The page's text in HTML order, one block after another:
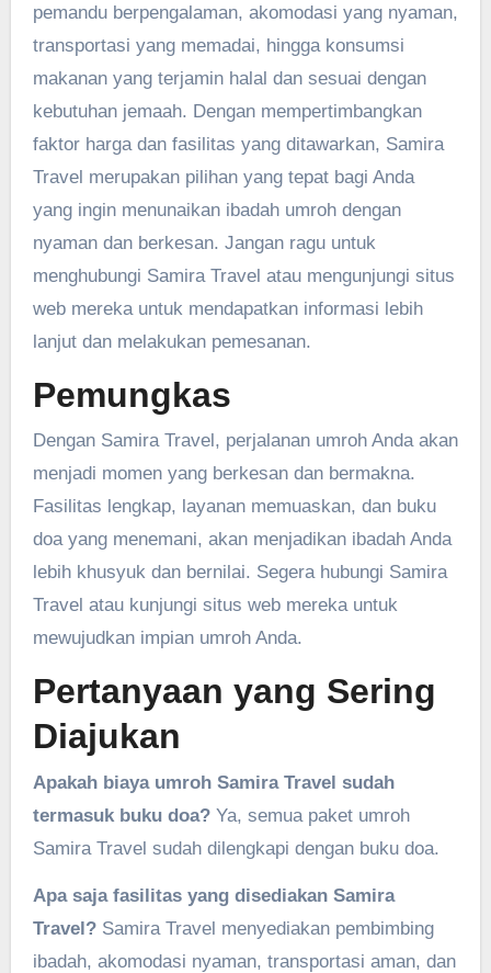
pemandu berpengalaman, akomodasi yang nyaman,
transportasi yang memadai, hingga konsumsi
makanan yang terjamin halal dan sesuai dengan
kebutuhan jemaah. Dengan mempertimbangkan
faktor harga dan fasilitas yang ditawarkan, Samira
Travel merupakan pilihan yang tepat bagi Anda
yang ingin menunaikan ibadah umroh dengan
nyaman dan berkesan. Jangan ragu untuk
menghubungi Samira Travel atau mengunjungi situs
web mereka untuk mendapatkan informasi lebih
lanjut dan melakukan pemesanan.
Pemungkas
Dengan Samira Travel, perjalanan umroh Anda akan
menjadi momen yang berkesan dan bermakna.
Fasilitas lengkap, layanan memuaskan, dan buku
doa yang menemani, akan menjadikan ibadah Anda
lebih khusyuk dan bernilai. Segera hubungi Samira
Travel atau kunjungi situs web mereka untuk
mewujudkan impian umroh Anda.
Pertanyaan yang Sering
Diajukan
Apakah biaya umroh Samira Travel sudah
termasuk buku doa?Ya, semua paket umroh
Samira Travel sudah dilengkapi dengan buku doa.
Apa saja fasilitas yang disediakan Samira
Travel?Samira Travel menyediakan pembimbing
ibadah, akomodasi nyaman, transportasi aman, dan